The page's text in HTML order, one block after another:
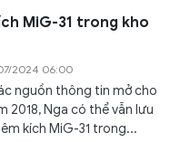
MiG-31 trong kho
2024 06:00
nguồn thông tin mở cho
2018, Nga có thể vẫn lưu
kích MiG-31 trong...